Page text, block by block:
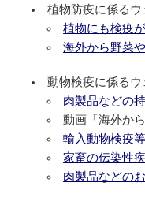
植物防疫に係るウ
植物にも検疫
海外から野菜
動物検疫に係るウ
肉製品などの
動画「海外か
輸入動物検疫
家畜の伝染性
肉製品などの